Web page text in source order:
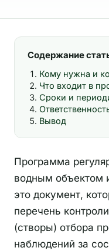
Содержание
Кому нужна и
Что входит в
Сроки и
Вывод
Программа
водным объектом
это документ,
перечень
(створы) отбора
наблюдений за